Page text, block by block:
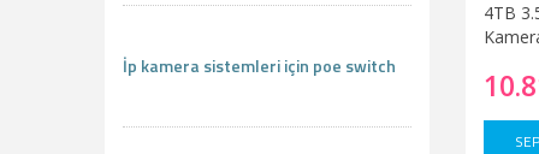
İp kamera sistemleri için poe switch
4TB